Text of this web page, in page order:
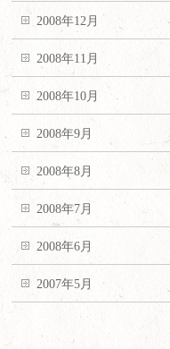
2008年12月
2008年11月
2008年10月
2008年9月
2008年8月
2008年7月
2008年6月
2007年5月